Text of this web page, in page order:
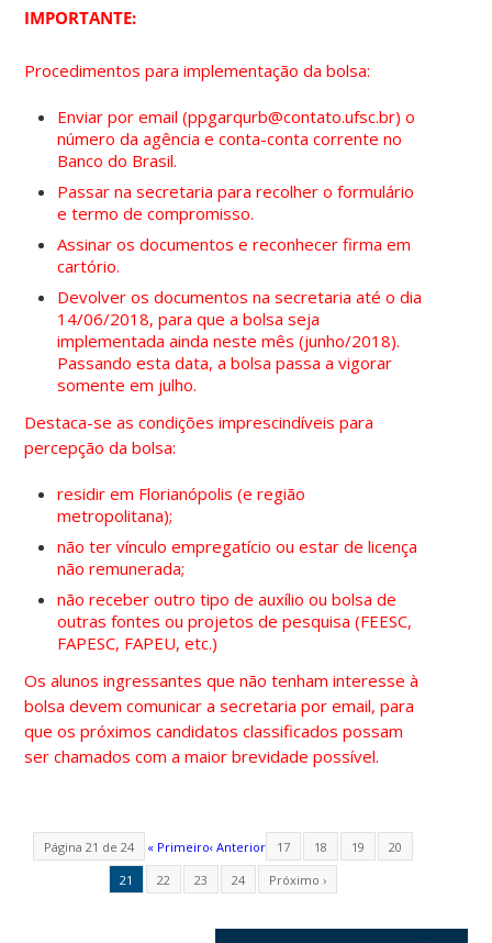
IMPORTANTE:
Procedimentos para implementação da bolsa:
Enviar por email (ppgarqurb@contato.ufsc.br) o
número da agência e conta-conta corrente no
Banco do Brasil.
Passar na secretaria para recolher o formulário
e termo de compromisso.
Assinar os documentos e reconhecer firma em
cartório.
Devolver os documentos na secretaria até o dia
14/06/2018, para que a bolsa seja
implementada ainda neste mês (junho/2018).
Passando esta data, a bolsa passa a vigorar
somente em julho.
Destaca-se as condições imprescindíveis para
percepção da bolsa:
residir em Florianópolis (e região
metropolitana);
não ter vínculo empregatício ou estar de licença
não remunerada;
não receber outro tipo de auxílio ou bolsa de
outras fontes ou projetos de pesquisa (FEESC,
FAPESC, FAPEU, etc.)
Os alunos ingressantes que não tenham interesse à
bolsa devem comunicar a secretaria por email, para
que os próximos candidatos classificados possam
ser chamados com a maior brevidade possível.
Página 21 de 24 « Primeiro‹ Anterior 17 18 19
20
21
22 23 24 Próximo ›